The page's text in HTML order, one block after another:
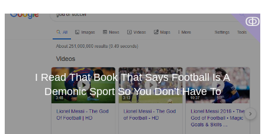
ↂ
I Read That Book That Says Football Is A
Demonic Sport So You Don’t Have To